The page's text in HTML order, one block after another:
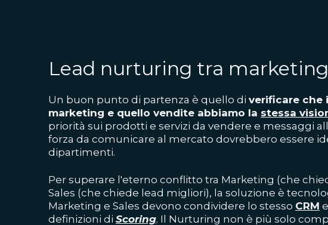
Lead nurturing tra marketing
Un buon punto di partenza è quello di verificare che
marketing e quello vendite abbiamo la stessa
priorità sui prodotti e servizi da vendere e messaggi
forza da comunicare al mercato dovrebbero essere
dipartimenti.
Per superare l'eterno conflitto tra Marketing (che
Sales (che chiede lead migliori), la soluzione è
Marketing e Sales devono condividere lo stesso CRM
definizioni di Scoring. Il Nurturing non è più solo